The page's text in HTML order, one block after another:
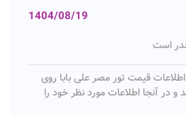
1404/08/19
است
اطلاعات قیمت تور مصر علی بابا روی
در آنجا اطلاعات مورد نظر خود را